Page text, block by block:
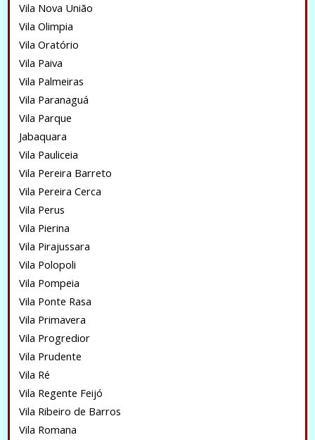
Vila Nova União
Vila Olimpia
Vila Oratório
Vila Paiva
Vila Palmeiras
Vila Paranaguá
Vila Parque
Jabaquara
Vila Pauliceia
Vila Pereira Barreto
Vila Pereira Cerca
Vila Perus
Vila Pierina
Vila Pirajussara
Vila Polopoli
Vila Pompeia
Vila Ponte Rasa
Vila Primavera
Vila Progredior
Vila Prudente
Vila Ré
Vila Regente Feijó
Vila Ribeiro de Barros
Vila Romana